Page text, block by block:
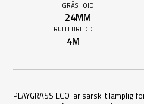
GRÄSHÖJD
24MM
RULLEBREDD
4M
PLAYGRASS ECO är särskilt lämplig